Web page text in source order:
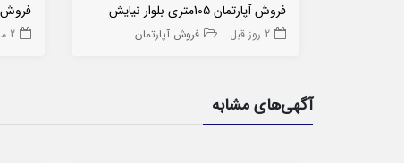
فروش آپارتمان 105متری بلوار نیایش
2 روز قبل فروش آپارتمان 2 ماه قبل
آگهی‌های مشابه